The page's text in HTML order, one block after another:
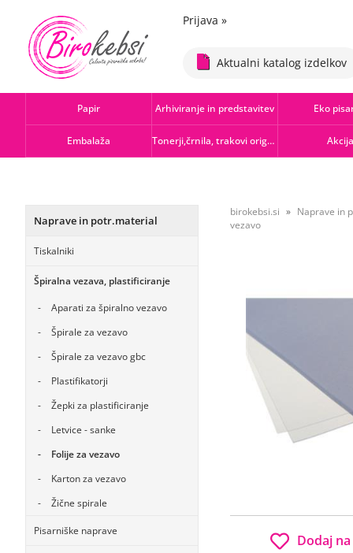
Prijava »
Aktualni katalog izdelkov
Papir Arhiviranje in predstavitev Eko
Embalaža Tonerji,črnila, trakovi orig.-rec. Akcija
Naprave in potr.material
Tiskalniki
Špiralna vezava, plastificiranje
Aparati za špiralno vezavo
Špirale za vezavo
Špirale za vezavo gbc
Plastifikatorji
Žepki za plastificiranje
Letvice - sanke
Folije za vezavo
Karton za vezavo
Žične spirale
Pisarniške naprave
birokebsi.si
Naprave in
vezavo
Dodaj